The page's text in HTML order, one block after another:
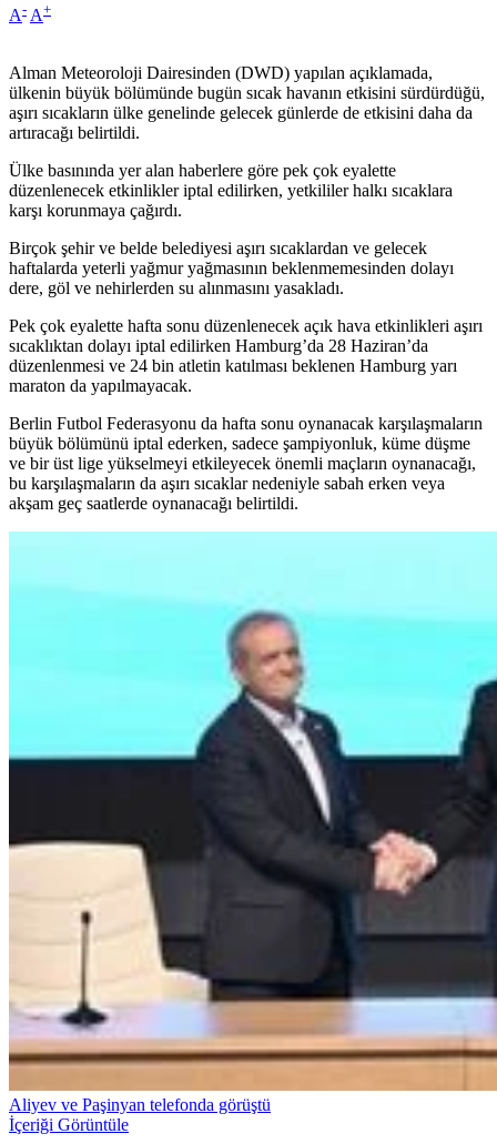
A- A+
Alman Meteoroloji Dairesinden (DWD) yapılan açıklamada,
ülkenin büyük bölümünde bugün sıcak havanın etkisini sürdürdüğü,
aşırı sıcakların ülke genelinde gelecek günlerde de etkisini daha da
artıracağı belirtildi.
Ülke basınında yer alan haberlere göre pek çok eyalette
düzenlenecek etkinlikler iptal edilirken, yetkililer halkı sıcaklara
karşı korunmaya çağırdı.
Birçok şehir ve belde belediyesi aşırı sıcaklardan ve gelecek
haftalarda yeterli yağmur yağmasının beklenmemesinden dolayı
dere, göl ve nehirlerden su alınmasını yasakladı.
Pek çok eyalette hafta sonu düzenlenecek açık hava etkinlikleri aşırı
sıcaklıktan dolayı iptal edilirken Hamburg’da 28 Haziran’da
düzenlenmesi ve 24 bin atletin katılması beklenen Hamburg yarı
maraton da yapılmayacak.
Berlin Futbol Federasyonu da hafta sonu oynanacak karşılaşmaların
büyük bölümünü iptal ederken, sadece şampiyonluk, küme düşme
ve bir üst lige yükselmeyi etkileyecek önemli maçların oynanacağı,
bu karşılaşmaların da aşırı sıcaklar nedeniyle sabah erken veya
akşam geç saatlerde oynanacağı belirtildi.
Aliyev ve Paşinyan telefonda görüştü
İçeriği Görüntüle